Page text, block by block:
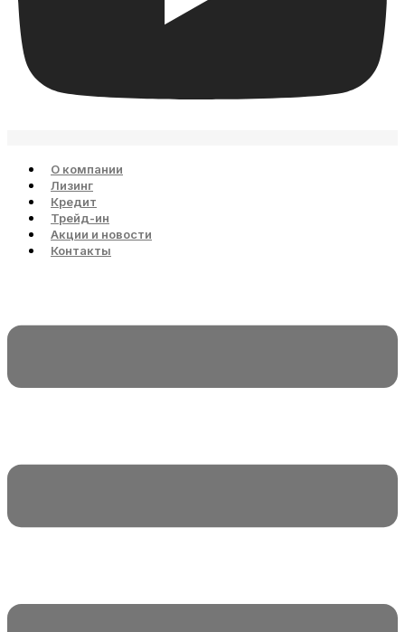
О компании
Лизинг
Кредит
Трейд-ин
Акции и новости
Контакты